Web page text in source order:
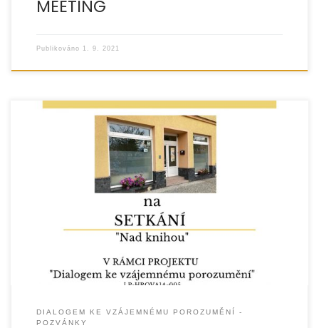
MEETING
Publikováno 1. 9. 2021
Srdečně Vás zveme na setkání „Nad knihou“, které se
uskuteční 20. září 2021 od 15:00. » více
DIALOGEM KE VZÁJEMNÉMU POROZUMĚNÍ -
POZVÁNKY